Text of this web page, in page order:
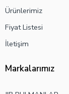
Ürünlerimiz
Fiyat Listesi
İletişim
Markalarımız